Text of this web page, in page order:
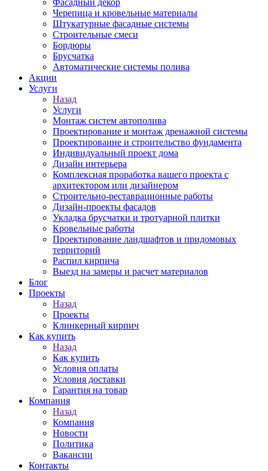
Фасадный декор
Черепица и кровельные материалы
Штукатурные фасадные системы
Строительные смеси
Бордюры
Брусчатка
Автоматические системы полива
Акции
Услуги
Назад
Услуги
Монтаж систем автополива
Проектирование и монтаж дренажной системы
Проектироваине и строительство фундамента
Индивидуальный проект дома
Дизайн интерьера
Комплексная проработка вашего проекта с
архитектором или дизайнером
Строительно-реставрационные работы
Дизайн-проекты фасадов
Укладка брусчатки и тротуарной плитки
Кровельные работы
Проектирование ландшафтов и придомовых
территорий
Распил кирпича
Выезд на замеры и расчет материалов
Блог
Проекты
Назад
Проекты
Клинкерный кирпич
Как купить
Назад
Как купить
Условия оплаты
Условия доставки
Гарантия на товар
Компания
Назад
Компания
Новости
Политика
Вакансии
Контакты